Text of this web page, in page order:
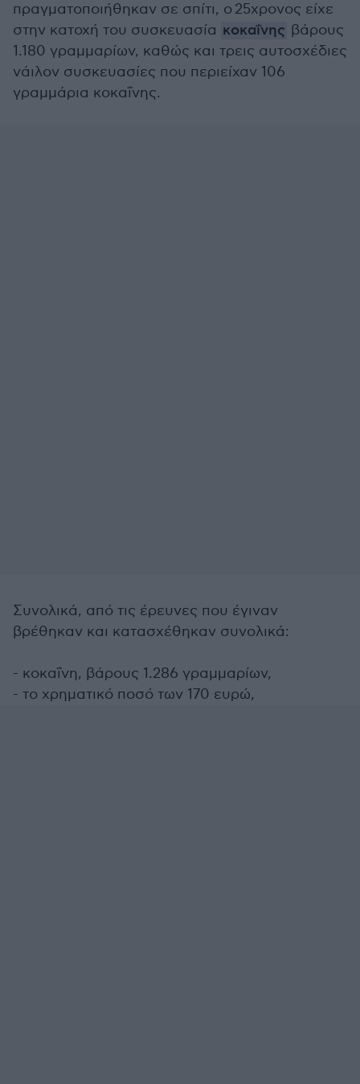
πραγματοποιήθηκαν σε σπίτι, ο 25χρονος είχε
στην κατοχή του συσκευασία κοκαΐνης βάρους
1.180 γραμμαρίων, καθώς και τρεις αυτοσχέδιες
νάιλον συσκευασίες που περιείχαν 106
γραμμάρια κοκαΐνης.
Συνολικά, από τις έρευνες που έγιναν
βρέθηκαν και κατασχέθηκαν συνολικά:
- κοκαΐνη, βάρους 1.286 γραμμαρίων,
- το χρηματικό ποσό των 170 ευρώ,